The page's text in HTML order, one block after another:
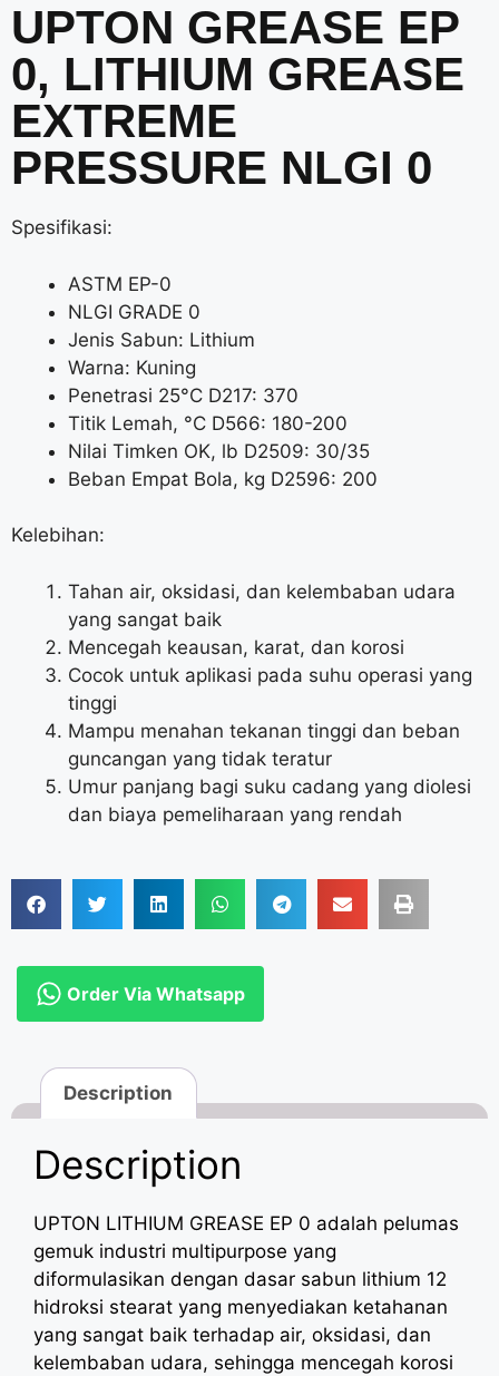
UPTON GREASE EP
0, LITHIUM GREASE
EXTREME
PRESSURE NLGI 0
Spesifikasi:
ASTM EP-0
NLGI GRADE 0
Jenis Sabun: Lithium
Warna: Kuning
Penetrasi 25°C D217: 370
Titik Lemah, °C D566: 180-200
Nilai Timken OK, lb D2509: 30/35
Beban Empat Bola, kg D2596: 200
Kelebihan:
Tahan air, oksidasi, dan kelembaban udara
yang sangat baik
Mencegah keausan, karat, dan korosi
Cocok untuk aplikasi pada suhu operasi yang
tinggi
Mampu menahan tekanan tinggi dan beban
guncangan yang tidak teratur
Umur panjang bagi suku cadang yang diolesi
dan biaya pemeliharaan yang rendah
Order Via Whatsapp
Description
Description
UPTON LITHIUM GREASE EP 0 adalah pelumas
gemuk industri multipurpose yang
diformulasikan dengan dasar sabun lithium 12
hidroksi stearat yang menyediakan ketahanan
yang sangat baik terhadap air, oksidasi, dan
kelembaban udara, sehingga mencegah korosi